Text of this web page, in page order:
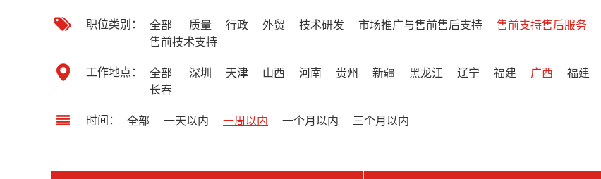
职位类别： 全部 质量 行政 外贸 技术研发 市场推广与售前售后支持 售前支持售后服务
售前技术支持
工作地点： 全部 深圳 天津 山西 河南 贵州 新疆 黑龙江 辽宁 福建 广西 福建
长春
时间： 全部 一天以内 一周以内 一个月以内 三个月以内